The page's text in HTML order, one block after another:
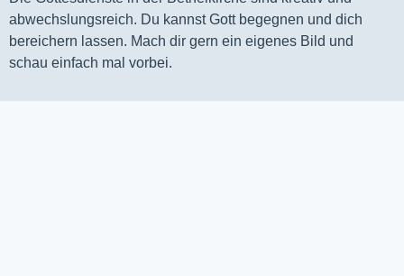
abwechslungsreich. Du kannst Gott begegnen und dich
bereichern lassen. Mach dir gern ein eigenes Bild und
schau einfach mal vorbei.